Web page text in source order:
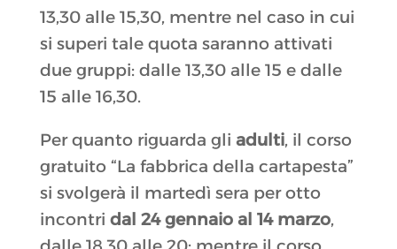
13,30 alle 15,30, mentre nel caso in cui
si superi tale quota saranno attivati
due gruppi: dalle 13,30 alle 15 e dalle
15 alle 16,30.
Per quanto riguarda gli adulti, il corso
gratuito “La fabbrica della cartapesta”
si svolgerà il martedì sera per otto
incontri dal 24 gennaio al 14 marzo,